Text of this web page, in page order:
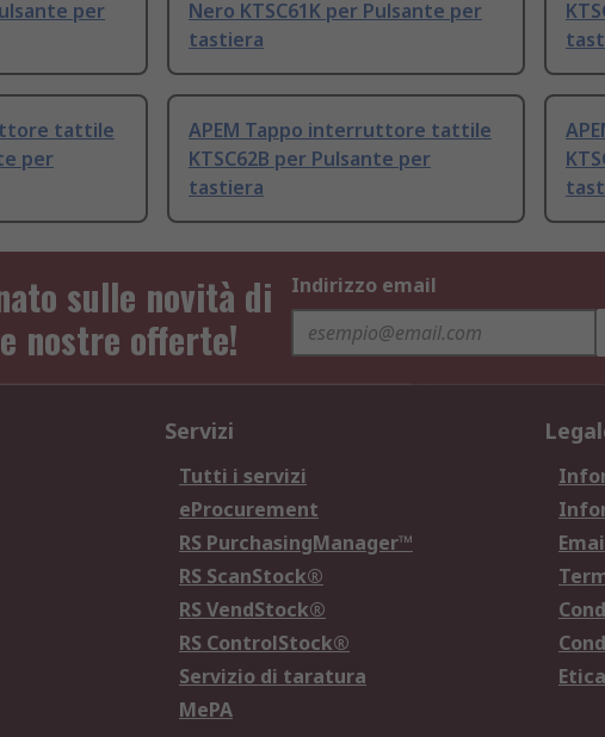
per
Nero KTSC61K per Pulsante per
tastiera
tattile
per
APEM Tappo interruttore tattile
KTSC62B per Pulsante per
tastiera
sulle novità di
nostre offerte!
Indirizzo email
Servizi
Tutti i servizi
eProcurement
RS PurchasingManager™
RS ScanStock®
RS VendStock®
RS ControlStock®
Servizio di taratura
MePA